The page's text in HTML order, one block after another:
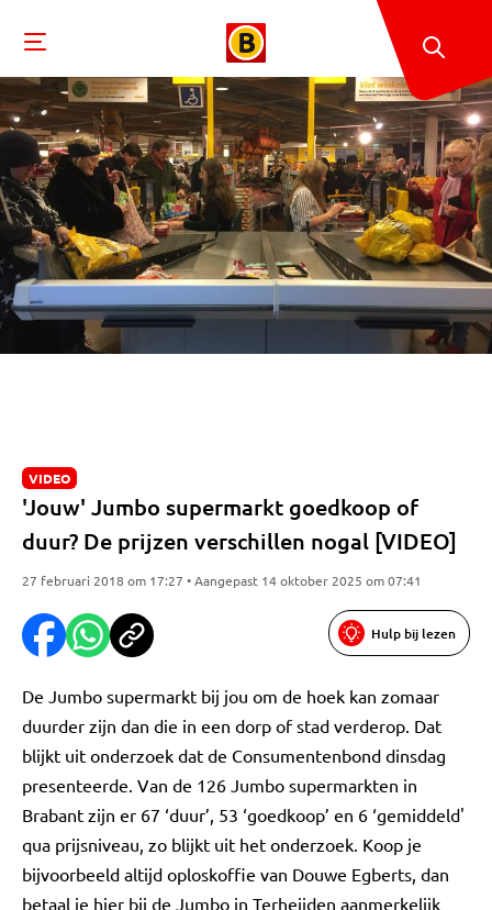
VIDEO
'Jouw' Jumbo supermarkt goedkoop of
duur? De prijzen verschillen nogal [VIDEO]
27 februari 2018 om 17:27 • Aangepast 14 oktober 2025 om 07:41
Hulp bij lezen
De Jumbo supermarkt bij jou om de hoek kan zomaar
duurder zijn dan die in een dorp of stad verderop. Dat
blijkt uit onderzoek dat de Consumentenbond dinsdag
presenteerde. Van de 126 Jumbo supermarkten in
Brabant zijn er 67 ‘duur’, 53 ‘goedkoop’ en 6 ‘gemiddeld'
qua prijsniveau, zo blijkt uit het onderzoek. Koop je
bijvoorbeeld altijd oploskoffie van Douwe Egberts, dan
betaal je hier bij de Jumbo in Terheijden aanmerkelijk